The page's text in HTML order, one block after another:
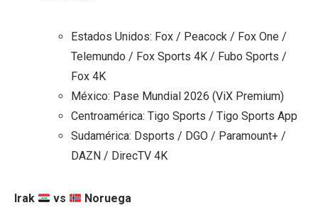
Estados Unidos: Fox / Peacock / Fox One /
Telemundo / Fox Sports 4K / Fubo Sports /
Fox 4K
México: Pase Mundial 2026 (ViX Premium)
Centroamérica: Tigo Sports / Tigo Sports App
Sudamérica: Dsports / DGO / Paramount+ /
DAZN / DirecTV 4K
Irak vs Noruega